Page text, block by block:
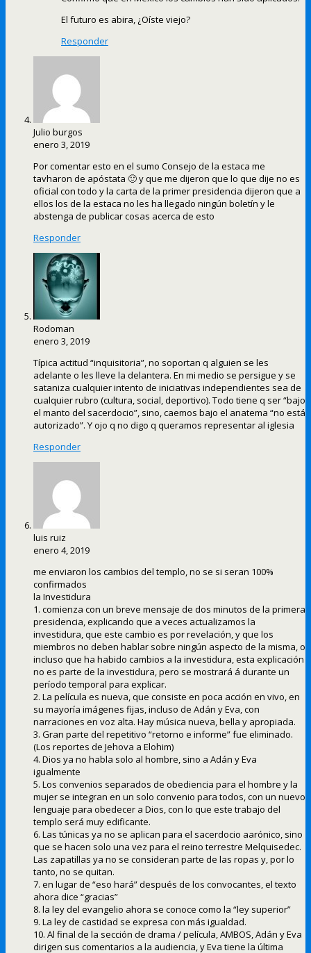
El futuro es abira, ¿Oíste viejo?
Responder
Julio burgos
enero 3, 2019
Por comentar esto en el sumo Consejo de la estaca me
tavharon de apóstata 🙂 y que me dijeron que lo que dije no es
oficial con todo y la carta de la primer presidencia dijeron que a
ellos los de la estaca no les ha llegado ningún boletín y le
abstenga de publicar cosas acerca de esto
Responder
Rodoman
enero 3, 2019
Típica actitud “inquisitoria”, no soportan q alguien se les
adelante o les lleve la delantera. En mi medio se persigue y se
sataniza cualquier intento de iniciativas independientes sea de
cualquier rubro (cultura, social, deportivo). Todo tiene q ser “bajo
el manto del sacerdocio”, sino, caemos bajo el anatema “no está
autorizado”. Y ojo q no digo q queramos representar al iglesia
Responder
luis ruiz
enero 4, 2019
me enviaron los cambios del templo, no se si seran 100%
confirmados
la Investidura
1. comienza con un breve mensaje de dos minutos de la primera
presidencia, explicando que a veces actualizamos la
investidura, que este cambio es por revelación, y que los
miembros no deben hablar sobre ningún aspecto de la misma, o
incluso que ha habido cambios a la investidura, esta explicación
no es parte de la investidura, pero se mostrará á durante un
período temporal para explicar.
2. La película es nueva, que consiste en poca acción en vivo, en
su mayoría imágenes fijas, incluso de Adán y Eva, con
narraciones en voz alta. Hay música nueva, bella y apropiada.
3. Gran parte del repetitivo “retorno e informe” fue eliminado.
(Los reportes de Jehova a Elohim)
4. Dios ya no habla solo al hombre, sino a Adán y Eva
igualmente
5. Los convenios separados de obediencia para el hombre y la
mujer se integran en un solo convenio para todos, con un nuevo
lenguaje para obedecer a Dios, con lo que este trabajo del
templo será muy edificante.
6. Las túnicas ya no se aplican para el sacerdocio aarónico, sino
que se hacen solo una vez para el reino terrestre Melquisedec.
Las zapatillas ya no se consideran parte de las ropas y, por lo
tanto, no se quitan.
7. en lugar de “eso hará” después de los convocantes, el texto
ahora dice “gracias”
8. la ley del evangelio ahora se conoce como la “ley superior”
9. La ley de castidad se expresa con más igualdad.
10. Al final de la sección de drama / película, AMBOS, Adán y Eva
dirigen sus comentarios a la audiencia, y Eva tiene la última